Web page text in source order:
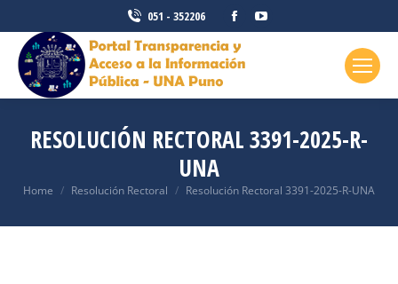
051 - 352206
RESOLUCIÓN RECTORAL 3391-2025-R-
UNA
You are here:
Home Resolución Rectoral Resolución Rectoral 3391-2025-R-UNA